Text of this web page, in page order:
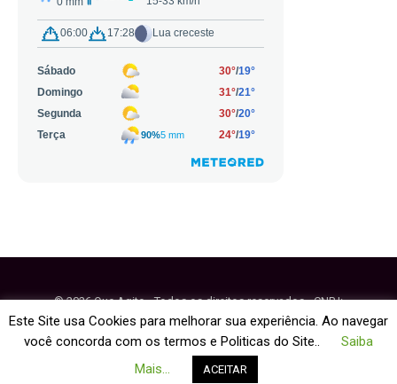
© 2026 Que Agito - Todos os direitos reservados - CNPJ:
64.884.270/0001-95
Política de Cookies
Este Site usa Cookies para melhorar sua experiência. Ao navegar
você concorda com os termos e Politicas do Site..
Saiba
Mais...
ACEITAR